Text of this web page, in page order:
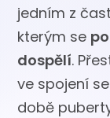
jedním z
kterým se
dospělí.
ve spojení
době